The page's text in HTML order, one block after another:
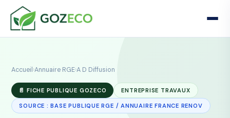
Accueil ›Annuaire RGE›A D Diffusion
📄 FICHE PUBLIQUE GOZECO ENTREPRISE TRAVAUX
SOURCE : BASE PUBLIQUE RGE / ANNUAIRE FRANCE RENOV